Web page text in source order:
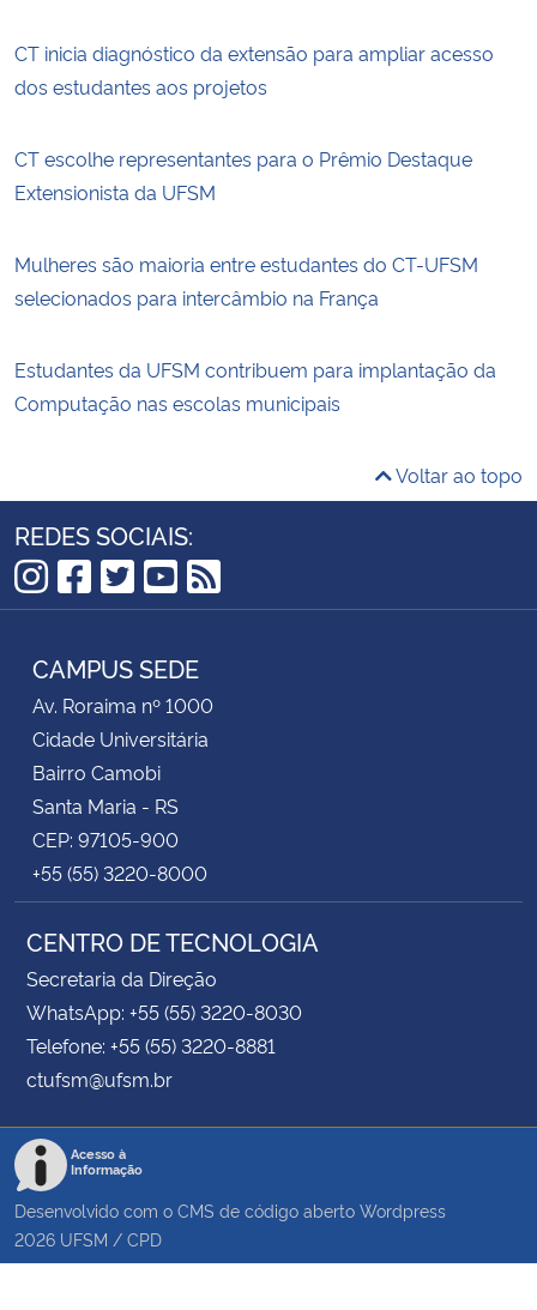
CT inicia diagnóstico da extensão para ampliar acesso
dos estudantes aos projetos
CT escolhe representantes para o Prêmio Destaque
Extensionista da UFSM
Mulheres são maioria entre estudantes do CT-UFSM
selecionados para intercâmbio na França
Estudantes da UFSM contribuem para implantação da
Computação nas escolas municipais
Voltar ao topo
REDES SOCIAIS:
Instagram
Facebook
Twitter
YouTube
RSS
CAMPUS SEDE
Av. Roraima nº 1000
Cidade Universitária
Bairro Camobi
Santa Maria - RS
CEP: 97105-900
+55 (55) 3220-8000
CENTRO DE TECNOLOGIA
Secretaria da Direção
WhatsApp: +55 (55) 3220-8030
Telefone: +55 (55) 3220-8881
ctufsm@ufsm.br
Acesso à
Informação
Desenvolvido com o CMS de código aberto Wordpress
2026 UFSM / CPD